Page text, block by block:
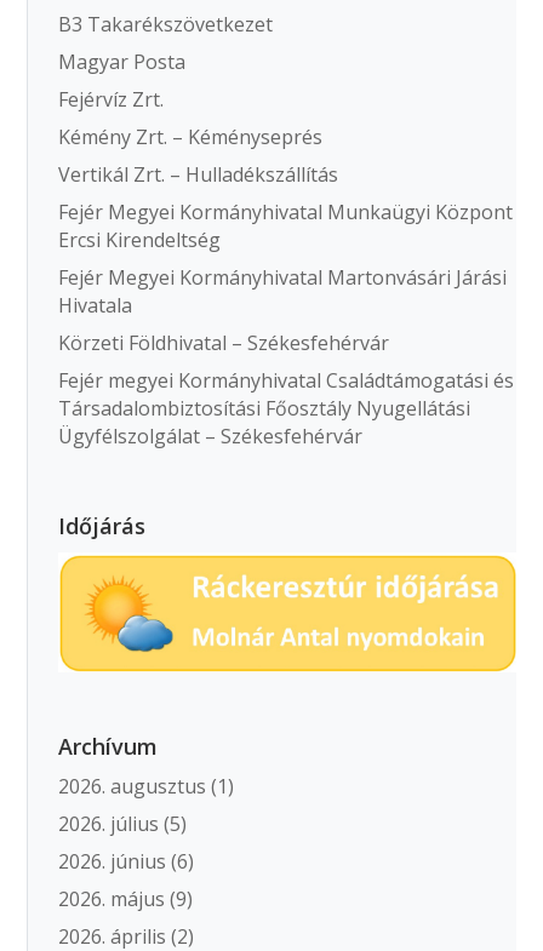
B3 Takarékszövetkezet
Magyar Posta
Fejérvíz Zrt.
Kémény Zrt. – Kéményseprés
Vertikál Zrt. – Hulladékszállítás
Fejér Megyei Kormányhivatal Munkaügyi Központ
Ercsi Kirendeltség
Fejér Megyei Kormányhivatal Martonvásári Járási
Hivatala
Körzeti Földhivatal – Székesfehérvár
Fejér megyei Kormányhivatal Családtámogatási és
Társadalombiztosítási Főosztály Nyugellátási
Ügyfélszolgálat – Székesfehérvár
Időjárás
Archívum
2026. augusztus (1)
2026. július (5)
2026. június (6)
2026. május (9)
2026. április (2)